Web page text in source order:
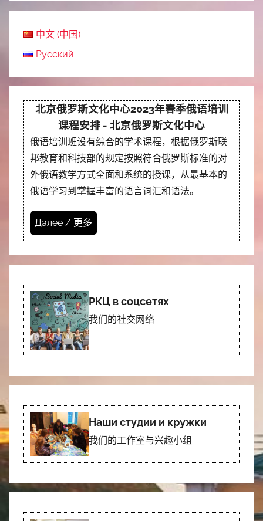
中文 (中国)
Русский
北京俄罗斯文化中心2023年春季俄语培训
课程安排 - 北京俄罗斯文化中心
俄语培训班设有综合的学术课程，根据俄罗斯联
邦教育和科技部的规定按照符合俄罗斯标准的对
外俄语教学方式全面和系统的授课，从最基本的
俄语学习到掌握丰富的语言词汇和语法。
Далее / 更多
РКЦ в соцсетях
我们的社交网络
Наши студии и кружки
我们的工作室与兴趣小组